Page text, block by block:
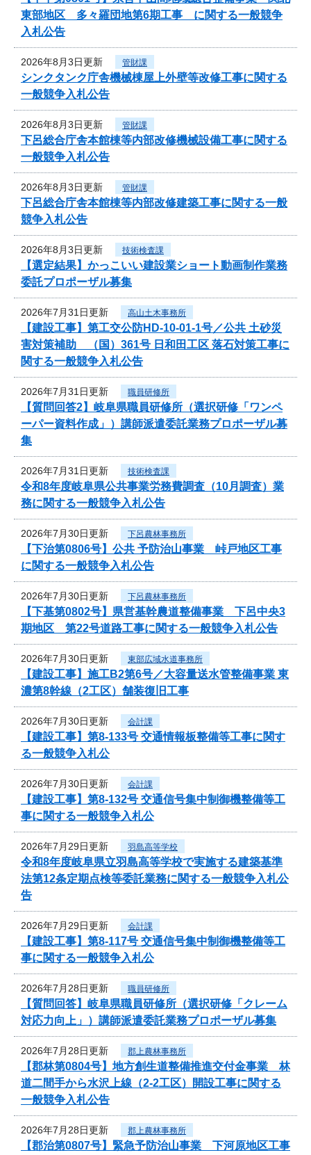
東部地区 多々羅団地第6期工事 に関する一般競争
入札公告
2026年8月3日更新 管財課
シンクタンク庁舎機械棟屋上外壁等改修工事に関する
一般競争入札公告
2026年8月3日更新 管財課
下呂総合庁舎本館棟等内部改修機械設備工事に関する
一般競争入札公告
2026年8月3日更新 管財課
下呂総合庁舎本館棟等内部改修建築工事に関する一般
競争入札公告
2026年8月3日更新 技術検査課
【選定結果】かっこいい建設業ショート動画制作業務
委託プロポーザル募集
2026年7月31日更新 高山土木事務所
【建設工事】第工交公防HD-10-01-1号／公共 土砂災
害対策補助 （国）361号 日和田工区 落石対策工事に
関する一般競争入札公告
2026年7月31日更新 職員研修所
【質問回答2】岐阜県職員研修所（選択研修「ワンペ
ーパー資料作成」）講師派遣委託業務プロポーザル募
集
2026年7月31日更新 技術検査課
令和8年度岐阜県公共事業労務費調査（10月調査）業
務に関する一般競争入札公告
2026年7月30日更新 下呂農林事務所
【下治第0806号】公共 予防治山事業 峠戸地区工事
に関する一般競争入札公告
2026年7月30日更新 下呂農林事務所
【下基第0802号】県営基幹農道整備事業 下呂中央3
期地区 第22号道路工事に関する一般競争入札公告
2026年7月30日更新 東部広域水道事務所
【建設工事】施工B2第6号／大容量送水管整備事業 東
濃第8幹線（2工区）舗装復旧工事
2026年7月30日更新 会計課
【建設工事】第8-133号 交通情報板整備等工事に関す
る一般競争入札公
2026年7月30日更新 会計課
【建設工事】第8-132号 交通信号集中制御機整備等工
事に関する一般競争入札公
2026年7月29日更新 羽島高等学校
令和8年度岐阜県立羽島高等学校で実施する建築基準
法第12条定期点検等委託業務に関する一般競争入札公
告
2026年7月29日更新 会計課
【建設工事】第8-117号 交通信号集中制御機整備等工
事に関する一般競争入札公
2026年7月28日更新 職員研修所
【質問回答】岐阜県職員研修所（選択研修「クレーム
対応力向上」）講師派遣委託業務プロポーザル募集
2026年7月28日更新 郡上農林事務所
【郡林第0804号】地方創生道整備推進交付金事業 林
道二間手から水沢上線（2-2工区）開設工事に関する
一般競争入札公告
2026年7月28日更新 郡上農林事務所
【郡治第0807号】緊急予防治山事業 下河原地区工事